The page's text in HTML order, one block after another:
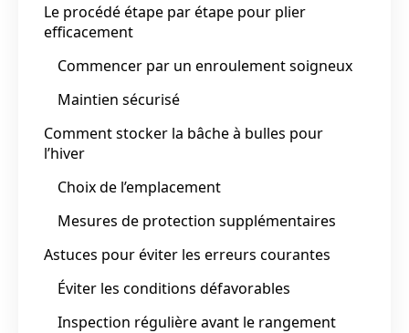
Le procédé étape par étape pour plier
efficacement
Commencer par un enroulement soigneux
Maintien sécurisé
Comment stocker la bâche à bulles pour
l’hiver
Choix de l’emplacement
Mesures de protection supplémentaires
Astuces pour éviter les erreurs courantes
Éviter les conditions défavorables
Inspection régulière avant le rangement